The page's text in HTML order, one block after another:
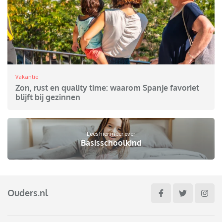
Vakantie
Zon, rust en quality time: waarom Spanje favoriet
blijft bij gezinnen
Lees hier meer over
Basisschoolkind
Ouders.nl